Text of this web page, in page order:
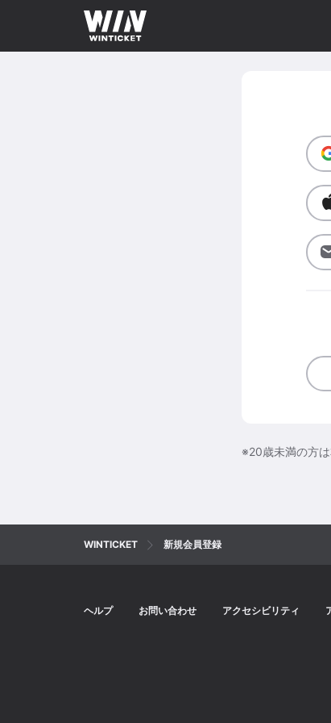
※20歳未満の方
WINTICKET 新規会員登録
ヘルプ お問い合わせ アクセシビリティ